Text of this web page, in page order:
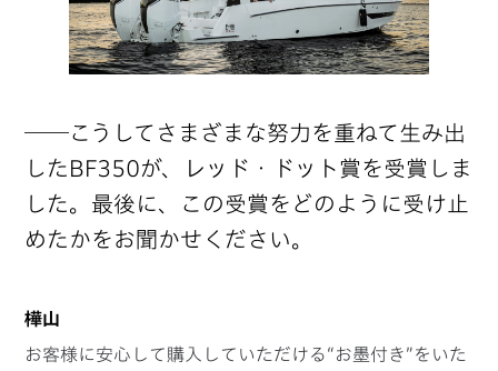
──こうしてさまざまな努力を重ねて生み出
したBF350が、レッド・ドット賞を受賞しま
した。最後に、この受賞をどのように受け止
めたかをお聞かせください。
樺山
お客様に安心して購入していただける“お墨付き”をいた